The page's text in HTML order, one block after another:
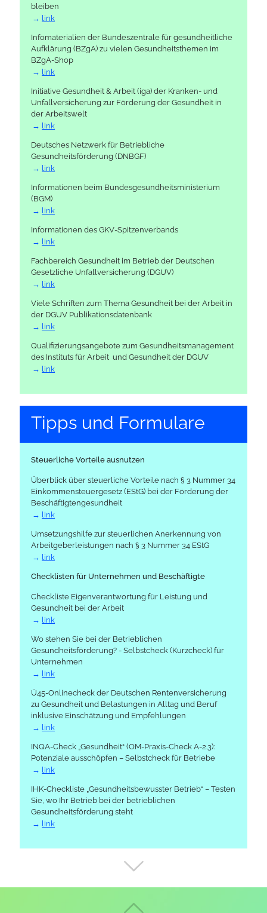
bleiben
link
Infomaterialien der Bundeszentrale für gesundheitliche
Aufklärung (BZgA) zu vielen Gesundheitsthemen im
BZgA-Shop
link
Initiative Gesundheit & Arbeit (iga) der Kranken- und
Unfallversicherung zur Förderung der Gesundheit in
der Arbeitswelt
link
Deutsches Netzwerk für Betriebliche
Gesundheitsförderung (DNBGF)
link
Informationen beim Bundesgesundheitsministerium
(BGM)
link
Informationen des GKV-Spitzenverbands
link
Fachbereich Gesundheit im Betrieb der Deutschen
Gesetzliche Unfallversicherung (DGUV)
link
Viele Schriften zum Thema Gesundheit bei der Arbeit in
der DGUV Publikationsdatenbank
link
Qualifizierungsangebote zum Gesundheitsmanagement
des Instituts für Arbeit und Gesundheit der DGUV
link
Tipps und For­mulare
Steuerliche Vorteile ausnutzen
Überblick über steuerliche Vorteile nach § 3 Nummer 34
Einkommensteuergesetz (EStG) bei der Förderung der
Beschäftigtengesundheit
link
Umsetzungshilfe zur steuerlichen Anerkennung von
Arbeitgeberleistungen nach § 3 Nummer 34 EStG
link
Checklisten für Unternehmen und Beschäftigte
Checkliste Eigenverantwortung für Leistung und
Gesundheit bei der Arbeit
link
Wo stehen Sie bei der Betrieblichen
Gesundheitsförderung? - Selbstcheck (Kurzcheck) für
Unternehmen
link
Ü45-Onlinecheck der Deutschen Rentenversicherung
zu Gesundheit und Belastungen in Alltag und Beruf
inklusive Einschätzung und Empfehlungen
link
INQA-Check „Gesundheit“ (OM-Praxis-Check A-2.3):
Potenziale ausschöpfen – Selbstcheck für Betriebe
link
IHK-Checkliste „Gesundheitsbewusster Betrieb“ – Testen
Sie, wo Ihr Betrieb bei der betrieblichen
Gesundheitsförderung steht
link